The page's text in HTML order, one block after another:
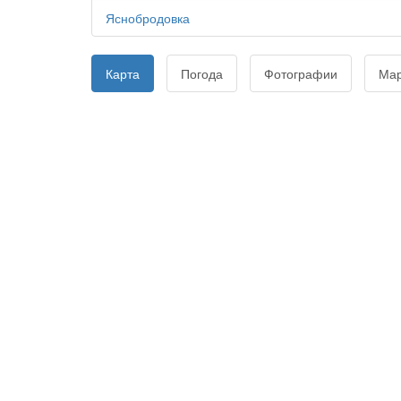
Яснобродовка
Карта Погода Фотографии